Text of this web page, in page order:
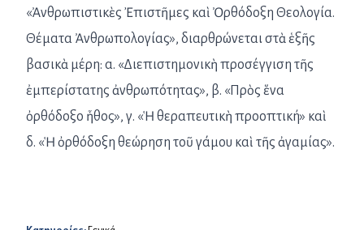
«Ἀνθρωπιστικὲς Ἐπιστῆμες καὶ Ὀρθόδοξη Θεολογία.
Θέματα Ἀνθρωπολογίας», διαρθρώνεται στὰ ἑξῆς
βασικὰ μέρη: α. «Διεπιστημονικὴ προσέγγιση τῆς
ἐμπερίστατης ἀνθρωπότητας», β. «Πρὸς ἕνα
ὀρθόδοξο ἦθος», γ. «Ἡ θεραπευτικὴ προοπτική» καὶ
δ. «Ἡ ὀρθόδοξη θεώρηση τοῦ γάμου καὶ τῆς ἀγαμίας».